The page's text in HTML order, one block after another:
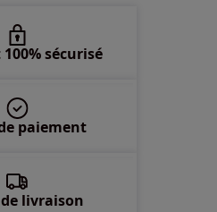
sécurisé
paiement
livraison